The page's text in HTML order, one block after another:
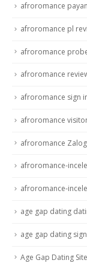
afroromance
afroromance pl
afroromance
afroromance
afroromance sign
afroromance
afroromance
afroromance-
afroromance-
age gap dating
age gap dating
Age Gap Dating